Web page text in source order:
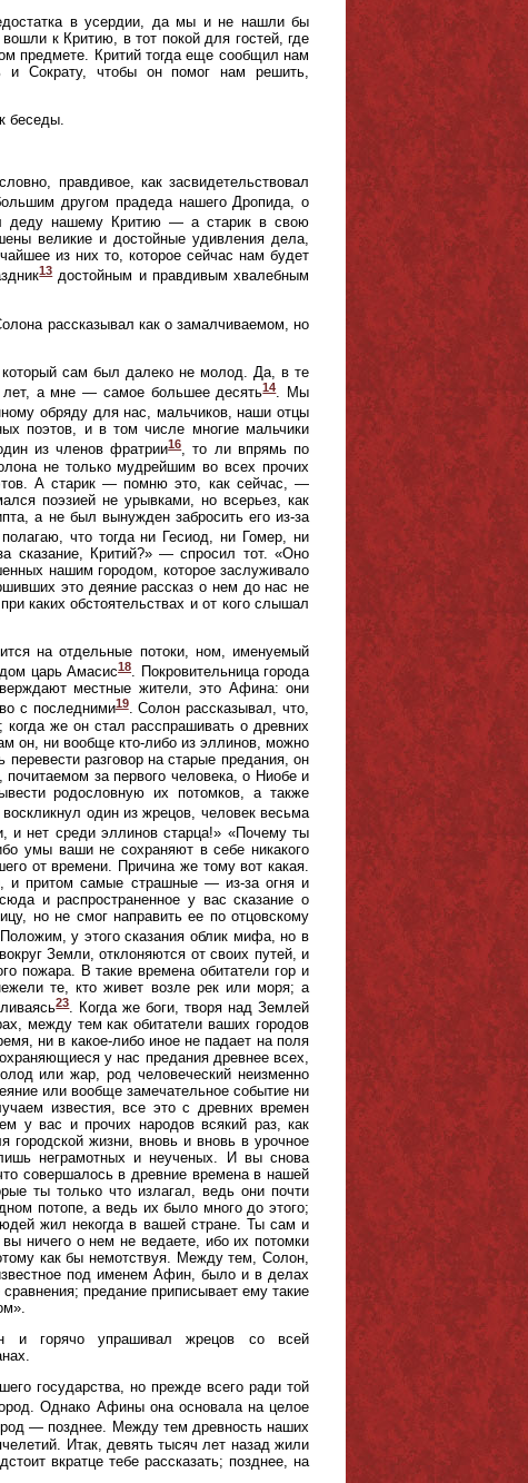
в усердии, да мы и не нашли бы
к Критию, в тот покой для гостей, где
предмете. Критий тогда еще сообщил нам
и Сократу, чтобы он помог нам решить,
беседы.
правдивое, как засвидетельствовал
другом прадеда нашего Дропида, о
деду нашему Критию — а старик в свою
великие и достойные удивления дела,
из них то, которое сейчас нам будет
13достойным и правдивым хвалебным
рассказывал как о замалчиваемом, но
который сам был далеко не молод. Да, в те
лет, а мне — самое большее десять14. Мы
обряду для нас, мальчиков, наши отцы
поэтов, и в том числе многие мальчики
из членов фратрии16, то ли впрямь по
не только мудрейшим во всех прочих
А старик — помню это, как сейчас, —
поэзией не урывками, но всерьез, как
а не был вынужден забросить его из-за
что тогда ни Гесиод, ни Гомер, ни
сказание, Критий?» — спросил тот. «Оно
нашим городом, которое заслуживало
это деяние рассказ о нем до нас не
каких обстоятельствах и от кого слышал
на отдельные потоки, ном, именуемый
царь Амасис18. Покровительница города
местные жители, это Афина: они
с последними19. Солон рассказывал, что,
же он стал расспрашивать о древних
он, ни вообще кто-либо из эллинов, можно
разговор на старые предания, он
за первого человека, о Ниобе и
родословную их потомков, а также
воскликнул один из жрецов, человек весьма
нет среди эллинов старца!» «Почему ты
умы ваши не сохраняют в себе никакого
от времени. Причина же тому вот какая.
и притом самые страшные — из-за огня и
и распространенное у вас сказание о
но не смог направить ее по отцовскому
у этого сказания облик мифа, но в
Земли, отклоняются от своих путей, и
пожара. В такие времена обитатели гор и
те, кто живет возле рек или моря; а
23. Когда же боги, творя над Землей
между тем как обитатели ваших городов
ни в какое-либо иное не падает на поля
у нас предания древнее всех,
или жар, род человеческий неизменно
или вообще замечательное событие ни
известия, все это с древних времен
у вас и прочих народов всякий раз, как
городской жизни, вновь и вновь в урочное
неграмотных и неученых. И вы снова
совершалось в древние времена в нашей
ты только что излагал, ведь они почти
потопе, а ведь их было много до этого;
жил некогда в вашей стране. Ты сам и
ничего о нем не ведаете, ибо их потомки
как бы немотствуя. Между тем, Солон,
под именем Афин, было и в делах
предание приписывает ему такие
и горячо упрашивал жрецов со всей
государства, но прежде всего ради той
Однако Афины она основала на целое
— позднее. Между тем древность наших
Итак, девять тысяч лет назад жили
вкратце тебе рассказать; позднее, на